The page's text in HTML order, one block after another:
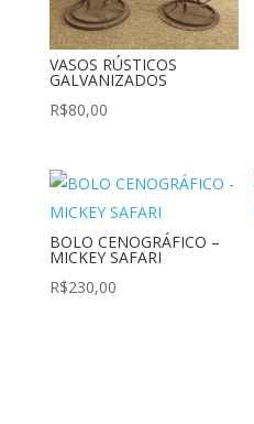
VASOS RÚSTICOS
GALVANIZADOS
R$80,00
BOLO CENOGRÁFICO –
MICKEY SAFARI
R$230,00